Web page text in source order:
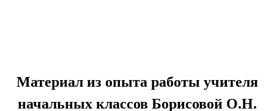
Материал из опыта работы учителя
начальных классов Борисовой О.Н.